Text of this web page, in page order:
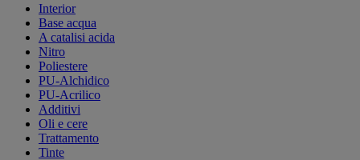
Interior
Base acqua
A catalisi acida
Nitro
Poliestere
PU-Alchidico
PU-Acrilico
Additivi
Oli e cere
Trattamento
Tinte